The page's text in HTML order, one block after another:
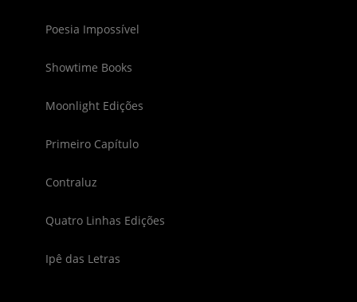
Poesia Impossível
Showtime Books
Moonlight Edições
Primeiro Capítulo
Contraluz
Quatro Linhas Edições
Ipê das Letras